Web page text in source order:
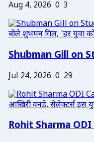
Aug 4, 2026 0 3
Shubman Gill on
Jul 24, 2026 0 29
Rohit Sharma ODI